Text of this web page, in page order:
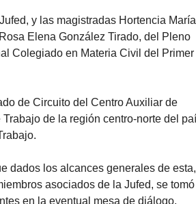
y las magistradas Hortencia María
Elena González Tirado, del Pleno
Colegiado en Materia Civil del Primer
de Circuito del Centro Auxiliar de
de la región centro-norte del
dados los alcances generales de
asociados de la Jufed, se tomó
en la eventual mesa de diálogo.